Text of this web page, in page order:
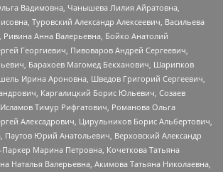
Вадимовна, Чанышева Лилия Айратовна,
Туровский Александр Алексеевич, Васильева
Ривина Анна Валерьевна, Бойко Анатолий
Георгиевич, Пивоваров Андрей Сергеевич,
Барахоев Магомед Бекханович, Шарипков
Ирина Ароновна, Шведов Григорий Сергеевич,
Каргалицкий Борис Юльевич, Созаев
Тимур Рифгатович, Романова Ольга
Алексадрович, Цирульников Борис Альбертович,
Паутов Юрий Анатольевич, Верховский Александр
Марина Петровна, Кочеткова Татьяна
Наталья Валерьевна, Акимова Татьяна Николаевна,